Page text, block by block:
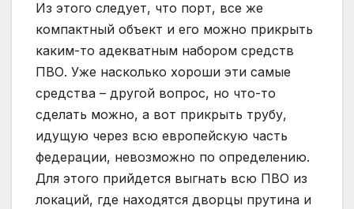
Из этого следует, что порт, все же
компактный объект и его можно прикрыть
каким-то адекватным набором средств
ПВО. Уже насколько хороши эти самые
средства – другой вопрос, но что-то
сделать можно, а вот прикрыть трубу,
идущую через всю европейскую часть
федерации, невозможно по определению.
Для этого прийдется выгнать всю ПВО из
локаций, где находятся дворцы прутина и